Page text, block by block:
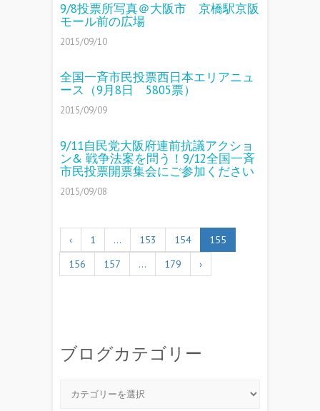
9/8投票所写真＠大阪市 京橋駅京阪
モール前の広場
2015/09/10
全国一斉市民投票西日本エリアニュ
ース（9月8日 5805票）
2015/09/09
9/11自民党大阪府連前抗議アクショ
ン& 戦争法案を問う！9/12全国一斉
市民投票開票集会にご参加ください
2015/09/08
‹ 1 … 153 154
155
156
157 … 179 ›
ブログカテゴリー